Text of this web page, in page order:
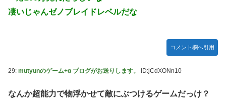
凄いじゃんゼノブレイドレベルだな
コメント欄へ引用
29: mutyunのゲーム+α ブログがお送りします。 ID:jCdXONn10
なんか超能力で物浮かせて敵にぶつけるゲームだっけ？